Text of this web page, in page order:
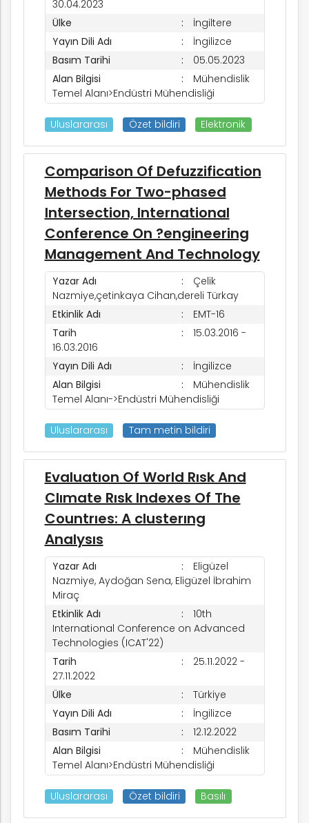
30.04.2023
Ülke
İngiltere
Yayın Dili Adı
İngilizce
Basım Tarihi
05.05.2023
Alan Bilgisi
Mühendislik
Temel Alanı>Endüstri Mühendisliği
Uluslararası Özet bildiri Elektronik
Comparison Of Defuzzification
Methods For Two-phased
Intersection, International
Conference On ?engineering
Management And Technology
Yazar Adı
Çelik
Nazmiye,çetinkaya Cihan,dereli Türkay
Etkinlik Adı
EMT-16
Tarih
15.03.2016 -
16.03.2016
Yayın Dili Adı
İngilizce
Alan Bilgisi
Mühendislik
Temel Alanı->Endüstri Mühendisliği
Uluslararası Tam metin bildiri
Evaluatıon Of World Rısk And
Clımate Rısk Indexes Of The
Countrıes: A clusterıng
Analysıs
Yazar Adı
Eligüzel
Nazmiye, Aydoğan Sena, Eligüzel İbrahim
Miraç
Etkinlik Adı
10th
International Conference on Advanced
Technologies (ICAT'22)
Tarih
25.11.2022 -
27.11.2022
Ülke
Türkiye
Yayın Dili Adı
İngilizce
Basım Tarihi
12.12.2022
Alan Bilgisi
Mühendislik
Temel Alanı>Endüstri Mühendisliği
Uluslararası Özet bildiri Basılı